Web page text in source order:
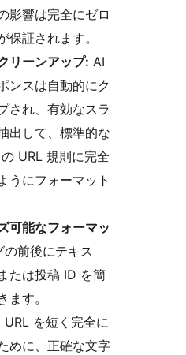
影響は完全にゼロ
保証されます。
リーンアップ: AI
ンスは自動的にク
され、有効なスラ
出して、標準的な
URL 規則に完全
うにフォーマット
可能なフォーマッ
の前後にテキス
たは投稿 ID を簡
ます。
URL を短く完全に
めに、正確な文字